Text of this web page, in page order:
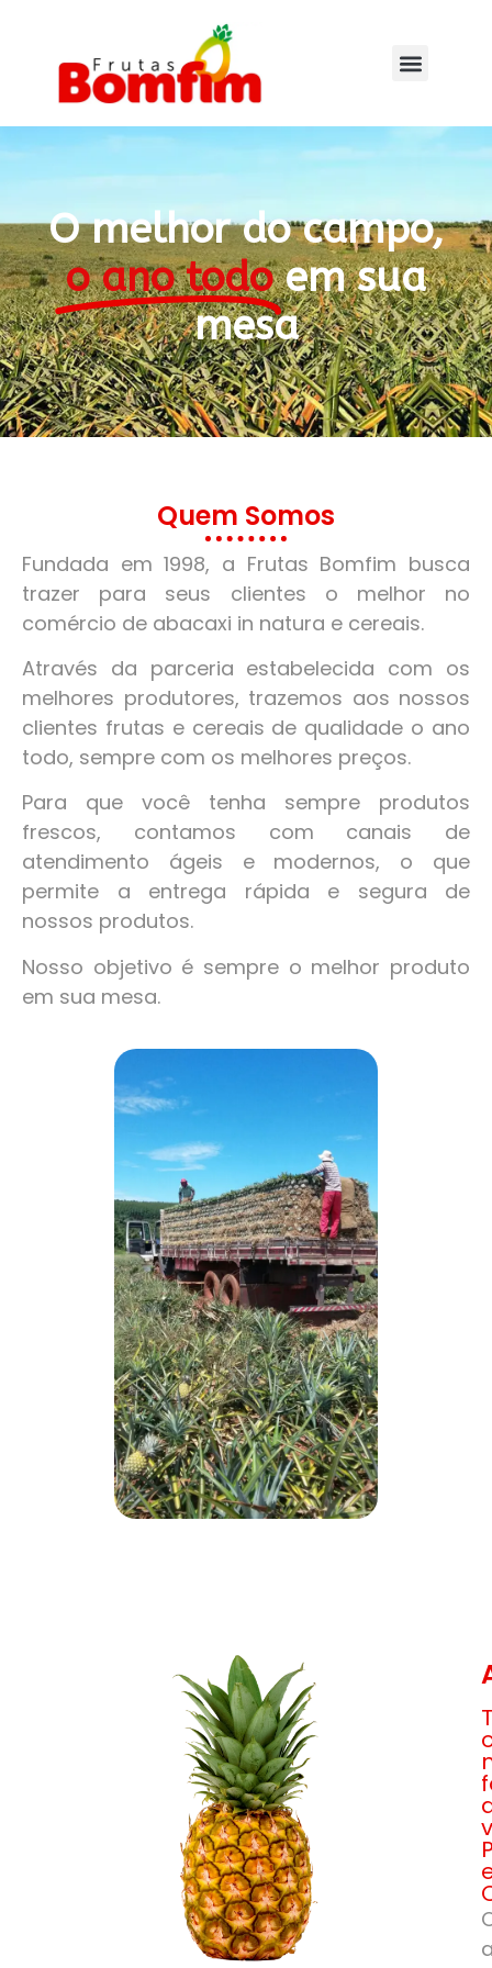
O melhor do campo,
o ano todo em sua
mesa
Quem Somos
Fundada em 1998, a Frutas Bomfim busca
trazer para seus clientes o melhor no
comércio de abacaxi in natura e cereais.
Através da parceria estabelecida com os
melhores produtores, trazemos aos nossos
clientes frutas e cereais de qualidade o ano
todo, sempre com os melhores preços.
Para que você tenha sempre produtos
frescos, contamos com canais de
atendimento ágeis e modernos, o que
permite a entrega rápida e segura de
nossos produtos.
Nosso objetivo é sempre o melhor produto
em sua mesa.